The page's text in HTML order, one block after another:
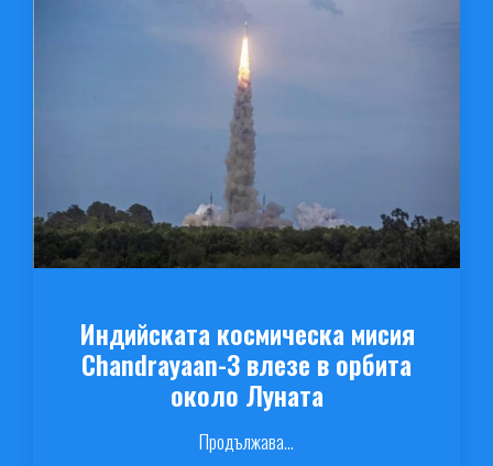
Индийската космическа мисия
Chandrayaan-3 влезе в орбита
около Луната
Продължава...